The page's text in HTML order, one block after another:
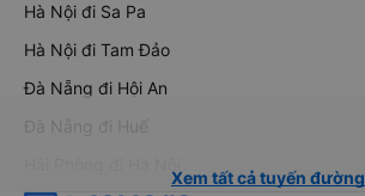
Hà Nội đi Sa Pa
Hà Nội đi Tam Đảo
Đà Nẵng đi Hội An
Đà Nẵng đi Huế
Xem tất cả tuyến đường